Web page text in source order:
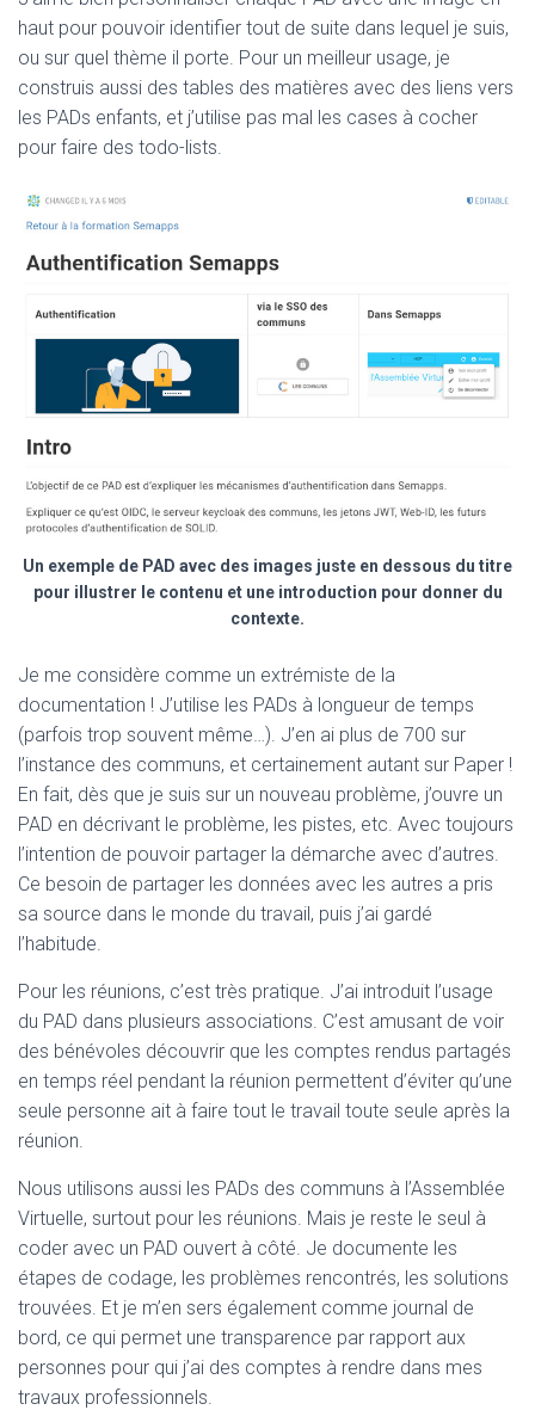
haut pour pouvoir identifier tout de suite dans lequel je suis,
ou sur quel thème il porte. Pour un meilleur usage, je
construis aussi des tables des matières avec des liens vers
les PADs enfants, et j’utilise pas mal les cases à cocher
pour faire des todo-lists.
Un exemple de PAD avec des images juste en dessous du titre
pour illustrer le contenu et une introduction pour donner du
contexte.
Je me considère comme un extrémiste de la
documentation ! J’utilise les PADs à longueur de temps
(parfois trop souvent même…). J’en ai plus de 700 sur
l’instance des communs, et certainement autant sur Paper !
En fait, dès que je suis sur un nouveau problème, j’ouvre un
PAD en décrivant le problème, les pistes, etc. Avec toujours
l’intention de pouvoir partager la démarche avec d’autres.
Ce besoin de partager les données avec les autres a pris
sa source dans le monde du travail, puis j’ai gardé
l’habitude.
Pour les réunions, c’est très pratique. J’ai introduit l’usage
du PAD dans plusieurs associations. C’est amusant de voir
des bénévoles découvrir que les comptes rendus partagés
en temps réel pendant la réunion permettent d’éviter qu’une
seule personne ait à faire tout le travail toute seule après la
réunion.
Nous utilisons aussi les PADs des communs à l’Assemblée
Virtuelle, surtout pour les réunions. Mais je reste le seul à
coder avec un PAD ouvert à côté. Je documente les
étapes de codage, les problèmes rencontrés, les solutions
trouvées. Et je m’en sers également comme journal de
bord, ce qui permet une transparence par rapport aux
personnes pour qui j’ai des comptes à rendre dans mes
travaux professionnels.